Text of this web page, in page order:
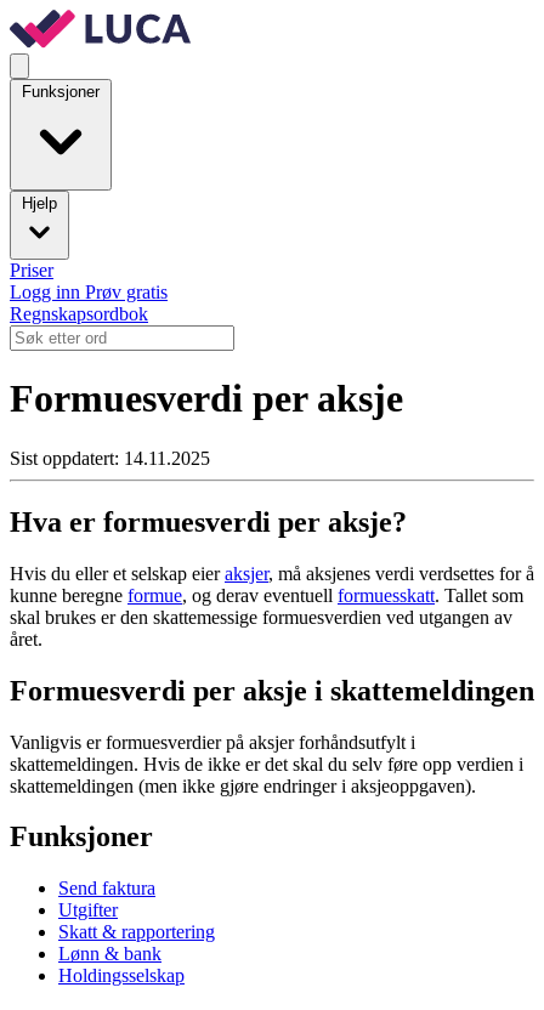
Funksjoner
Hjelp
Priser
Logg inn Prøv gratis
Regnskapsordbok
Formuesverdi per aksje
Sist oppdatert: 14.11.2025
Hva er formuesverdi per aksje?
Hvis du eller et selskap eieraksjer, må aksjenes verdi verdsettes for å
kunne beregne formue, og derav eventuell formuesskatt. Tallet som
skal brukes er den skattemessige formuesverdien ved utgangen av
året.
Formuesverdi per aksje i skattemeldingen
Vanligvis er formuesverdier på aksjer forhåndsutfylt i
skattemeldingen. Hvis de ikke er det skal du selv føre opp verdien i
skattemeldingen (men ikke gjøre endringer i aksjeoppgaven).
Funksjoner
Send faktura
Utgifter
Skatt & rapportering
Lønn & bank
Holdingsselskap